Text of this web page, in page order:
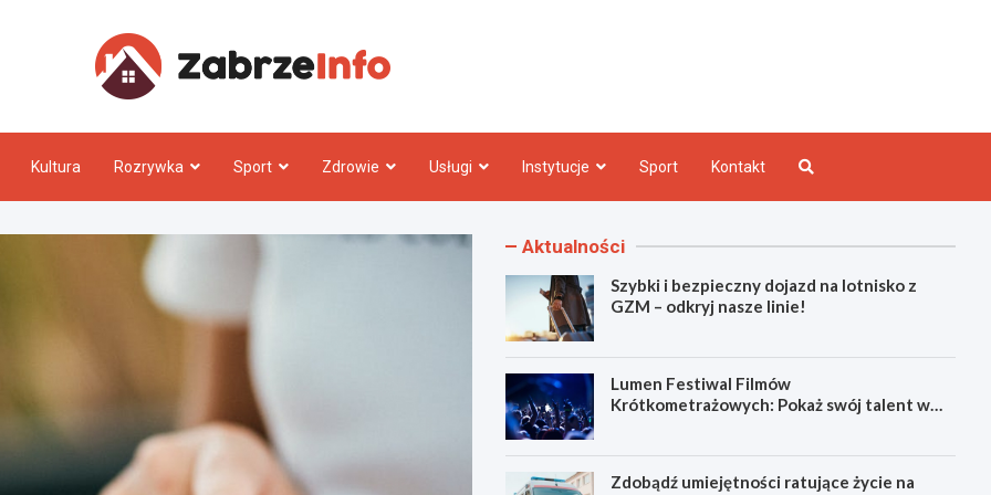
Kultura Rozrywka Sport Zdrowie Usługi Instytucje Sport Kontakt
Aktualności
Szybki i bezpieczny dojazd na lotnisko z
GZM – odkryj nasze linie!
Lumen Festiwal Filmów
Krótkometrażowych: Pokaż swój talent w
Zdobądź umiejętności ratujące życie na